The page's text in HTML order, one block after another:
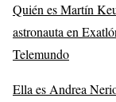
Quién es Martín
astronauta en
Telemundo
Ella es Andrea